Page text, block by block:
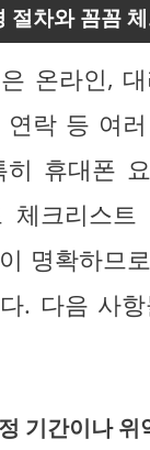
절차와 꼼꼼
온라인,
연락 등 여
히 휴대폰
체크리스트
명확하므
. 다음 사
기간이나 위